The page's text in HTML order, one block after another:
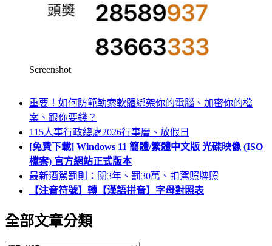
Screenshot
重要！如何防範勒索軟體綁架你的電腦、加密你的檔
案、跟你要錢？
115人事行政總處2026行事曆、放假日
[免費下載] Windows 11 簡體/繁體中文版 光碟映像 (ISO
檔案) 官方網站正式版本
最新酒駕罰則：關3年、罰30萬、扣駕照牌照
【注音符號】轉【漢語拼音】字母對照表
全部文章分類